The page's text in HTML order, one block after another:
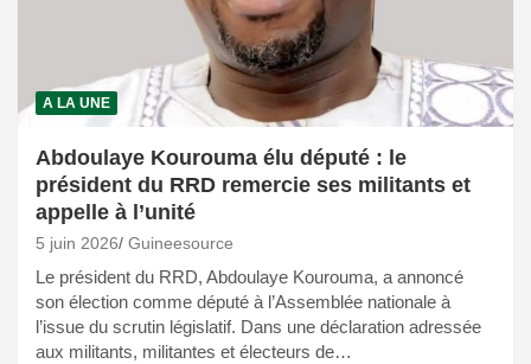
A LA UNE
Abdoulaye Kourouma élu député : le
président du RRD remercie ses militants et
appelle à l’unité
5 juin 2026 Guineesource
Le président du RRD, Abdoulaye Kourouma, a annoncé
son élection comme député à l’Assemblée nationale à
l’issue du scrutin législatif. Dans une déclaration adressée
aux militants, militantes et électeurs de…